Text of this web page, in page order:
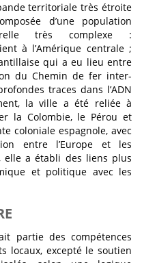
territoriale très étroite
d’une population
très complexe :
à l’Amérique centrale ;
qui a eu lieu entre
du Chemin de fer inter-
traces dans l’ADN
la ville a été reliée à
la Colombie, le Pérou et
coloniale espagnole, avec
entre l’Europe et les
elle a établi des liens plus
et politique avec les
partie des compétences
locaux, excepté le soutien